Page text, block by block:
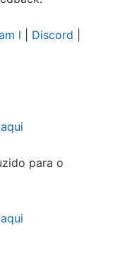
l Discord
aqui
para o
aqui